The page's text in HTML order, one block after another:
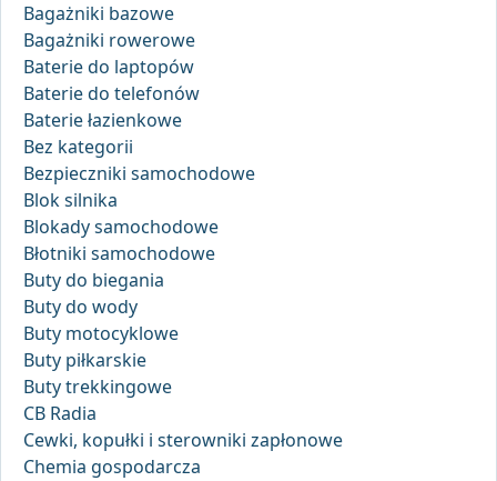
Bagażniki bazowe
Bagażniki rowerowe
Baterie do laptopów
Baterie do telefonów
Baterie łazienkowe
Bez kategorii
Bezpieczniki samochodowe
Blok silnika
Blokady samochodowe
Błotniki samochodowe
Buty do biegania
Buty do wody
Buty motocyklowe
Buty piłkarskie
Buty trekkingowe
CB Radia
Cewki, kopułki i sterowniki zapłonowe
Chemia gospodarcza